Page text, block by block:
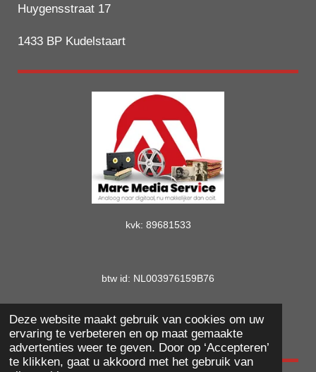
Deze website maakt gebruik van cookies om uw
ervaring te verbeteren en op maat gemaakte
advertenties weer te geven. Door op ‘Accepteren’
te klikken, gaat u akkoord met het gebruik van
b
o
k
g
a
p
Huygensstraat 17
1433 BP Kudelstaart
kvk: 89681533
btw id: NL003976159B76
© marcmediaservice.nl